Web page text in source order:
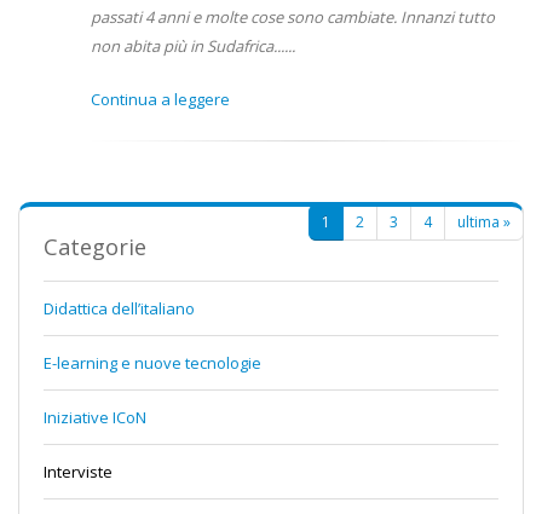
passati 4 anni e molte cose sono cambiate. Innanzi tutto
non abita più in Sudafrica......
Continua a leggere
Pagine
1 2 3 4 ultima »
Categorie
Didattica dell’italiano
E-learning e nuove tecnologie
Iniziative ICoN
Interviste